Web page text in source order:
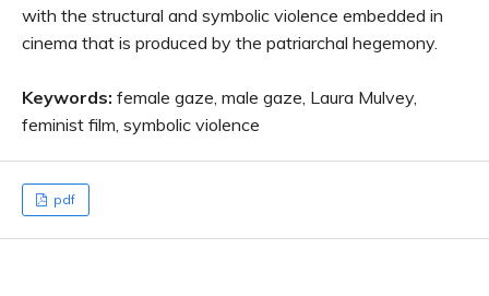
with the structural and symbolic violence embedded in
cinema that is produced by the patriarchal hegemony.
Keywords: female gaze, male gaze, Laura Mulvey,
feminist film, symbolic violence
pdf